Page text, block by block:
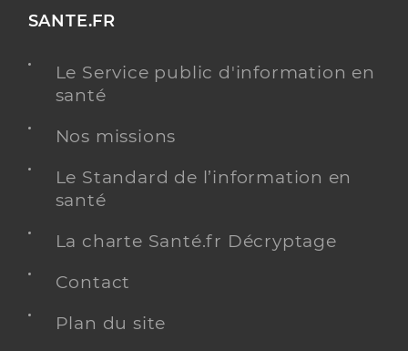
SANTE.FR
Le Service public d'information en
santé
Nos missions
Le Standard de l’information en
santé
La charte Santé.fr Décryptage
Contact
Plan du site